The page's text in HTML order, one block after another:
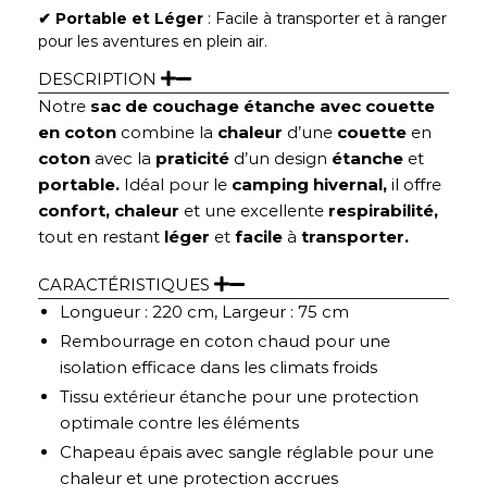
✔︎ Portable et Léger : Facile à transporter et à ranger
pour les aventures en plein air.
DESCRIPTION
Notre sac de couchage étanche avec couette
en coton combine la chaleur d’une couette en
coton avec la praticité d’un design étanche et
portable. Idéal pour le camping hivernal, il offre
confort, chaleur et une excellente respirabilité,
tout en restant léger et facile à transporter.
CARACTÉRISTIQUES
Longueur : 220 cm, Largeur : 75 cm
Rembourrage en coton chaud pour une
isolation efficace dans les climats froids
Tissu extérieur étanche pour une protection
optimale contre les éléments
Chapeau épais avec sangle réglable pour une
chaleur et une protection accrues